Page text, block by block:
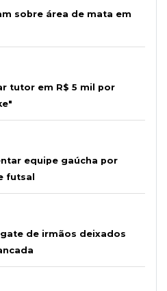
sobre área de mata em
tutor em R$ 5 mil por
equipe gaúcha por
futsal
de irmãos deixados